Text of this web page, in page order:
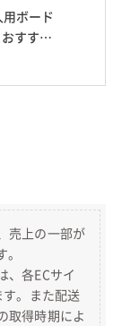
ボード
すすめ
売上の一部が
、各ECサイ
す。また配送
取得時期によ